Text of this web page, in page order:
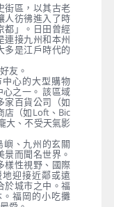
街區，以其古老
人彷彿進入了時
都」。日田曾經
連接九州和本州
多是江戶時代的
友。
心的大型購物
之一。 該區域
家百貨公司（如
店（如Loft、Bic
大、不受天氣影
嶼、九州的玄關
而聞名世界。
樣性視野、國際
迎接近鄰或遠
於城市之中。福
福岡的小吃攤